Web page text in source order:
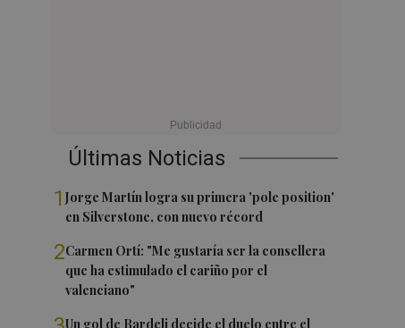
Últimas Noticias
1Jorge Martín logra su primera 'pole position'
en Silverstone, con nuevo récord
2Carmen Ortí: "Me gustaría ser la consellera
que ha estimulado el cariño por el
valenciano"
Un gol de Bardeli decide el duelo entre el